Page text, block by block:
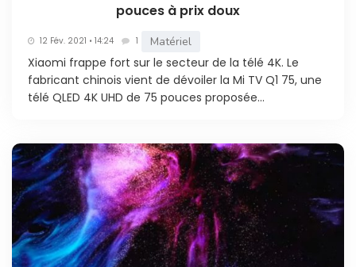
pouces à prix doux
12 Fév. 2021 • 14:24 1 Matériel
Xiaomi frappe fort sur le secteur de la télé 4K. Le
fabricant chinois vient de dévoiler la Mi TV Q1 75, une
télé QLED 4K UHD de 75 pouces proposée...